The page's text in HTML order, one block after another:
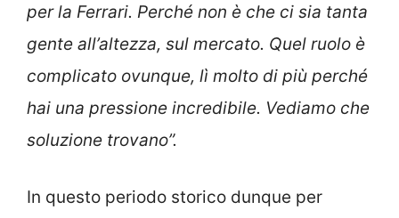
per la Ferrari. Perché non è che ci sia tanta
gente all’altezza, sul mercato. Quel ruolo è
complicato ovunque, lì molto di più perché
hai una pressione incredibile. Vediamo che
soluzione trovano”.
In questo periodo storico dunque per